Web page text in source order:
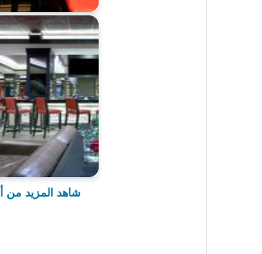
شاهد المزيد من